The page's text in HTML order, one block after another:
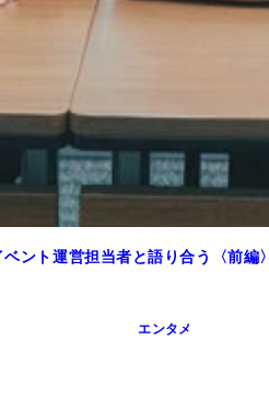
ント運営担当者と語り合う〈前編〉
エンタメ